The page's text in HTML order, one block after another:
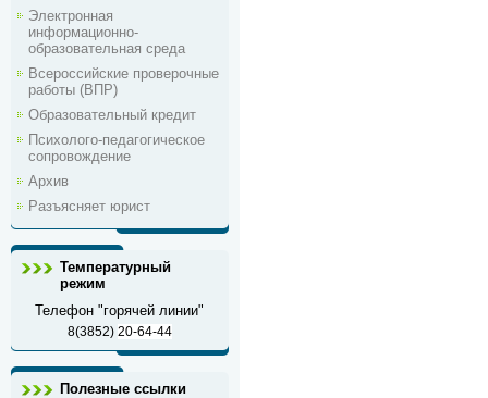
Электронная
информационно-
образовательная среда
Всероссийские проверочные
работы (ВПР)
Образовательный кредит
Психолого-педагогическое
сопровождение
Архив
Разъясняет юрист
Температурный
режим
Телефон "горячей линии"
8(3852) 20-64-44
Полезные ссылки